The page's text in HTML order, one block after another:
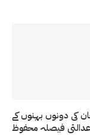
کی دونوں بہنوں کے
فیصلہ محفوظ